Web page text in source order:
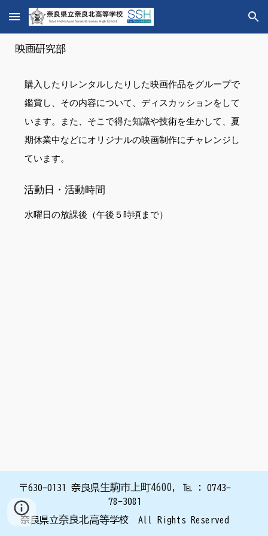
Skip to main content Skip to navigation
映画研究部
購入したりレンタルしたりした映画作品をグループで
鑑賞し、その内容について、ディスカッションをして
います。また、そこで得た知識や技術を生かして、夏
期休業中などにオリジナルの映画制作にチャレンジし
ています。
活動日・活動時間
水曜日の放課後（午後５時頃まで）
〒630-0131 奈良県生駒市上町4600,℡ : 0743-
78-3081
奈良県立奈良北高等学校 All Rights Reserved